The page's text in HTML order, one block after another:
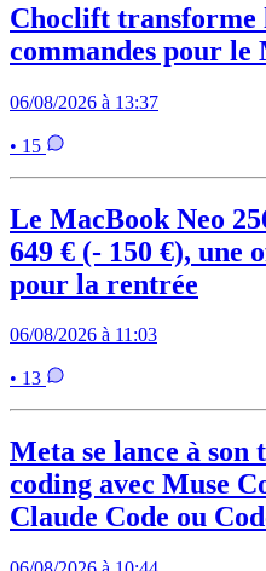
Choclift transforme
commandes pour le
06/08/2026 à 13:37
• 15
Le MacBook Neo
649 € (- 150 €), une
pour la rentrée
06/08/2026 à 11:03
• 13
Meta se lance à son
coding avec Muse
Claude Code ou